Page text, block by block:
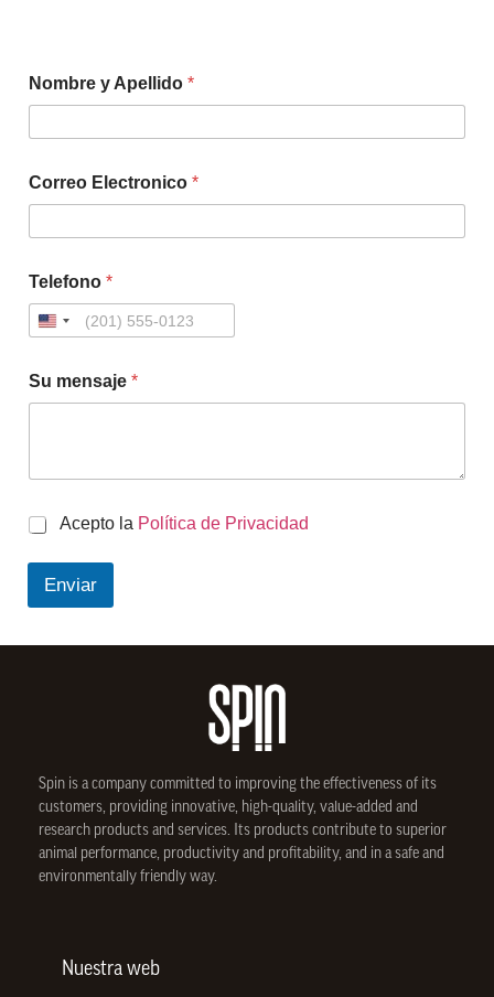
Nombre y Apellido *
Correo Electronico *
Telefono *
Su mensaje *
C
e
k
o
Acepto la Política de Privacidad
Enviar
Spin is a company committed to improving the effectiveness of its
customers, providing innovative, high-quality, value-added and
research products and services. Its products contribute to superior
animal performance, productivity and profitability, and in a safe and
environmentally friendly way.
Nuestra web